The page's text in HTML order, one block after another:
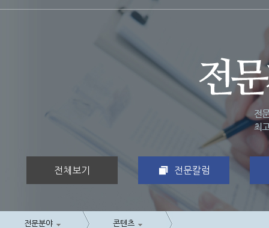
전체보기 전문칼럼
전문분야 콘텐츠